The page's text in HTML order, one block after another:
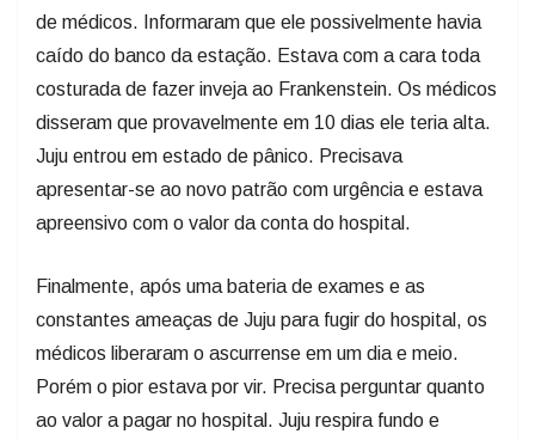
de médicos. Informaram que ele possivelmente havia
caído do banco da estação. Estava com a cara toda
costurada de fazer inveja ao Frankenstein. Os médicos
disseram que provavelmente em 10 dias ele teria alta.
Juju entrou em estado de pânico. Precisava
apresentar-se ao novo patrão com urgência e estava
apreensivo com o valor da conta do hospital.
Finalmente, após uma bateria de exames e as
constantes ameaças de Juju para fugir do hospital, os
médicos liberaram o ascurrense em um dia e meio.
Porém o pior estava por vir. Precisa perguntar quanto
ao valor a pagar no hospital. Juju respira fundo e